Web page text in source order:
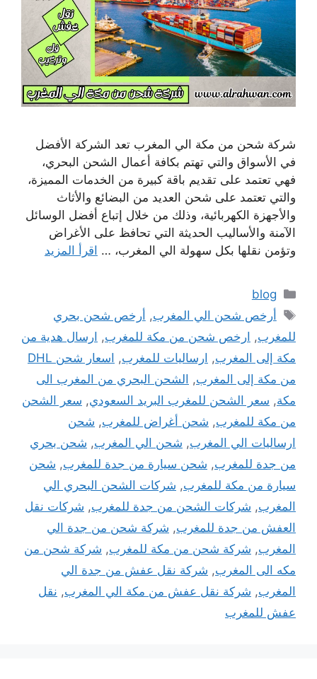
شركة شحن من مكة الي المغرب تعد الشركة الأفضل
في الأسواق والتي تهتم بكافة أعمال الشحن البحري،
فهي تعتمد على تقديم باقة كبيرة من الخدمات المميزة،
والتي تعتمد على شحن العديد من البضائع والأثاث
والأجهزة الكهربائية، وذلك من خلال إتباع أفضل الوسائل
الآمنة والأساليب الحديثة التي تحافظ على الأغراض
وتؤمن نقلها بكل سهولة الي المغرب، … اقرأ المزيد
التصنيفات
blog
الوسوم
أرخص شحن الي المغرب, أرخص شحن بحري
للمغرب, ارخص شحن من مكة للمغرب, ارسال هدية من
مكة إلى المغرب, ارساليات للمغرب,
اسعار شحن DHL
من مكة إلى المغرب, الشحن البحري من المغرب الى
مكة, سعر الشحن للمغرب البريد السعودي, سعر الشحن
من مكة للمغرب, شحن أغراض للمغرب, شحن
ارساليات الي المغرب, شحن الي المغرب, شحن بحري
من جدة للمغرب, شحن سيارة من جدة للمغرب, شحن
سيارة من مكة للمغرب, شركات الشحن البحري الي
المغرب, شركات الشحن من جدة للمغرب, شركات نقل
العفش من جدة للمغرب, شركة شحن من جدة الي
المغرب, شركة شحن من مكة للمغرب, شركة شحن من
مكه الى المغرب, شركة نقل عفش من جدة الي
المغرب, شركة نقل عفش من مكة الي المغرب, نقل
عفش للمغرب